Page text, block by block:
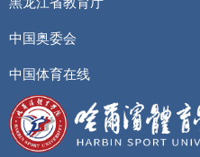
中国奥委会
中国体育在线